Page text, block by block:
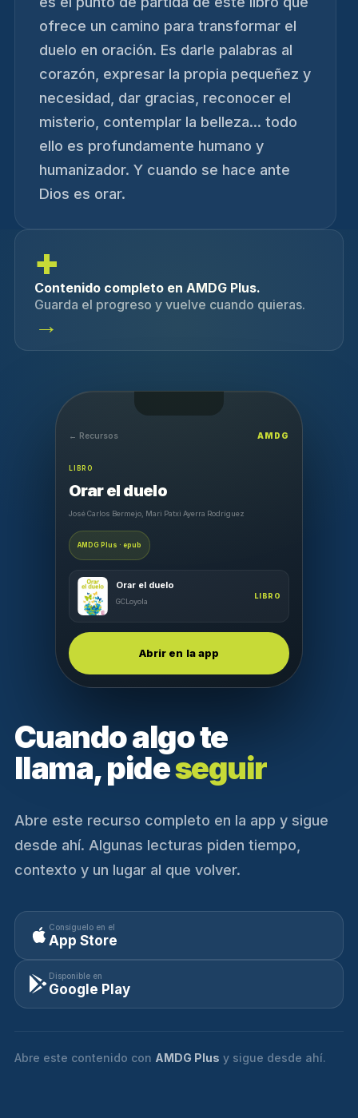
ofrece un camino para transformar el
duelo en oración. Es darle palabras al
corazón, expresar la propia pequeñez y
necesidad, dar gracias, reconocer el
misterio, contemplar la belleza... todo
ello es profundamente humano y
humanizador. Y cuando se hace ante
Dios es orar.
+
Contenido completo en AMDG Plus.
Guarda el progreso y vuelve cuando quieras.
→
Cuando algo te
llama, pideseguir
Abre este recurso completo en la app y sigue
desde ahí. Algunas lecturas piden tiempo,
contexto y un lugar al que volver.
Consíguelo en el
App Store
Disponible en
Google Play
Abre este contenido con AMDG Plus y sigue desde ahí.
← Recursos AMDG
LIBRO
Orar el duelo
José Carlos Bermejo, Mari Patxi Ayerra Rodríguez
AMDG Plus · epub
Orar el duelo
GCLoyola
LIBRO
Abrir en la app